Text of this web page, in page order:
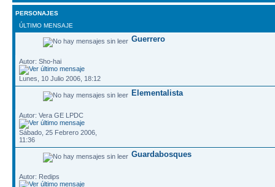
PERSONAJES
ÚLTIMO MENSAJE
Guerrero
Autor: Sho-hai
Lunes, 10 Julio 2006, 18:12
Elementalista
Autor: Vera GE LPDC
Sábado, 25 Febrero 2006,
11:36
Guardabosques
Autor: Redips